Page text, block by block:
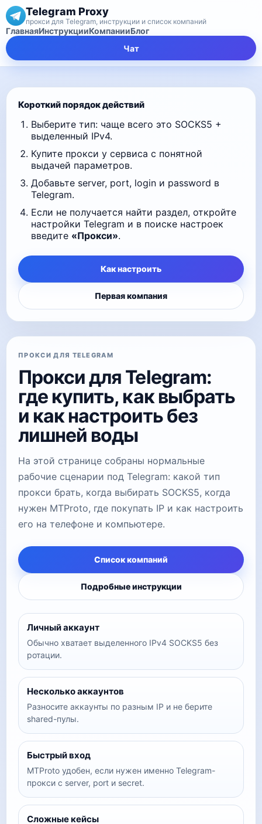
Telegram Proxy
прокси для Telegram, инструкции и список компаний
ГлавнаяИнструкцииКомпанииБлог
Чат
ПРОКСИ ДЛЯ TELEGRAM
Прокси для Telegram:
где купить, как выбрать
и как настроить без
лишней воды
На этой странице собраны нормальные
рабочие сценарии под Telegram: какой тип
прокси брать, когда выбирать SOCKS5, когда
нужен MTProto, где покупать IP и как настроить
его на телефоне и компьютере.
Список компаний
Подробные инструкции
Личный аккаунт
Обычно хватает выделенного IPv4 SOCKS5 без
ротации.
Несколько аккаунтов
Разносите аккаунты по разным IP и не берите
shared-пулы.
Быстрый вход
MTProto удобен, если нужен именно Telegram-
прокси с server, port и secret.
Сложные кейсы
Короткий порядок действий
Выберите тип: чаще всего это SOCKS5 +
выделенный IPv4.
Купите прокси у сервиса с понятной
выдачей параметров.
Добавьте server, port, login и password в
Telegram.
Если не получается найти раздел, откройте
настройки Telegram и в поиске настроек
введите «Прокси».
Как настроить
Первая компания